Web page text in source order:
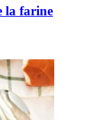
la farine